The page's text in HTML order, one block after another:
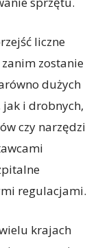
liczne
zostanie
dużych
jak i drobnych,
czy narzędzi
regulacjami.
krajach